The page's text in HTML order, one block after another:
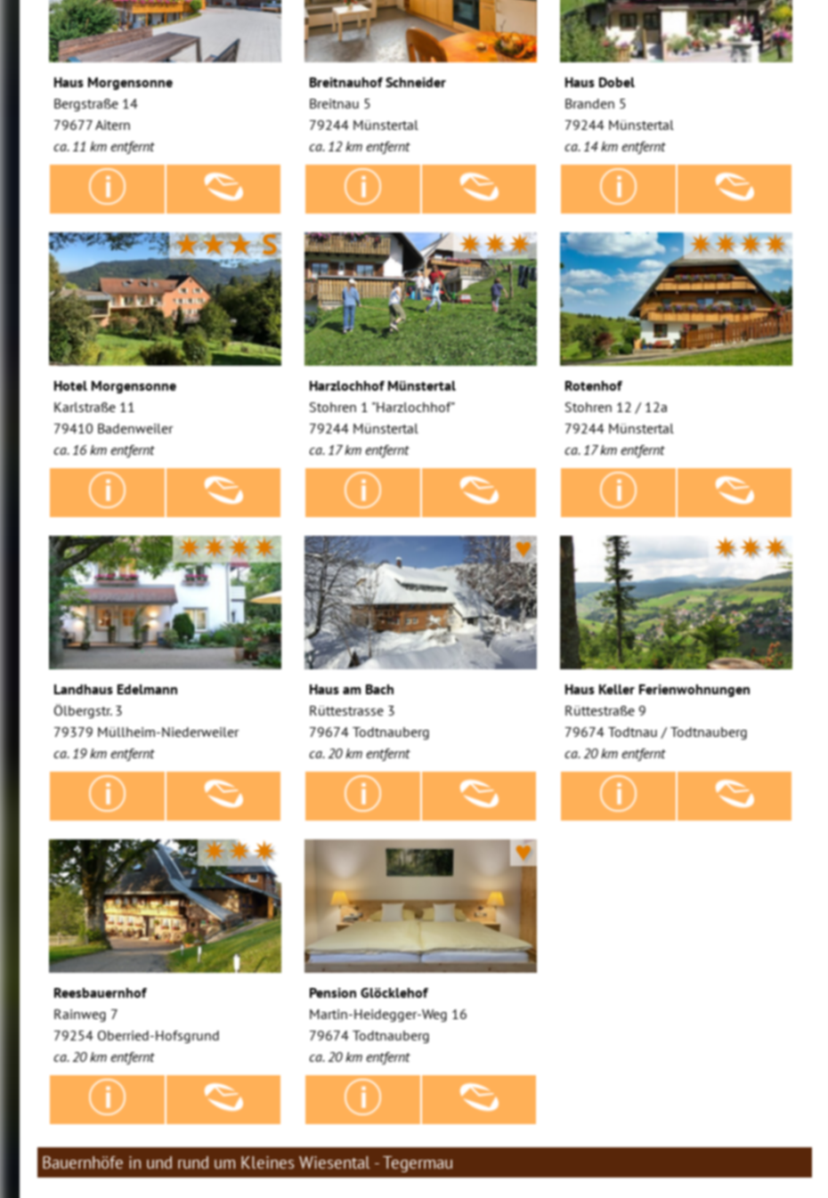
Haus Morgensonne
Bergstraße 14
79677 Aitern
ca. 11 km entfernt
Breitnauhof Schneider
Breitnau 5
79244 Münstertal
ca. 12 km entfernt
Haus Dobel
Branden 5
79244 Münstertal
ca. 14 km entfernt
★★★S
Hotel Morgensonne
Karlstraße 11
79410 Badenweiler
ca. 16 km entfernt
✷✷✷
Harzlochhof Münstertal
Stohren 1 "Harzlochhof"
79244 Münstertal
ca. 17 km entfernt
✷✷✷✷
Rotenhof
Stohren 12 / 12a
79244 Münstertal
ca. 17 km entfernt
✷✷✷✷
Landhaus Edelmann
Ölbergstr. 3
79379 Müllheim-Niederweiler
ca. 19 km entfernt
♥
Haus am Bach
Rüttestrasse 3
79674 Todtnauberg
ca. 20 km entfernt
✷✷✷
Haus Keller Ferienwohnungen
Rüttestraße 9
79674 Todtnau / Todtnauberg
ca. 20 km entfernt
✷✷✷
Reesbauernhof
Rainweg 7
79254 Oberried-Hofsgrund
ca. 20 km entfernt
♥
Pension Glöcklehof
Martin-Heidegger-Weg 16
79674 Todtnauberg
ca. 20 km entfernt
Bauernhöfe in und rund um Kleines Wiesental - Tegermau